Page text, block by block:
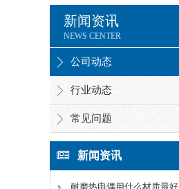
新闻资讯
NEWS CENTER
公司动态
行业动态
常见问题
新闻资讯
耐磨热电偶用什么材质最好